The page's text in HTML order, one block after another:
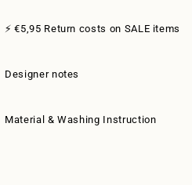
⚡️ €5,95 Return costs on SALE items
Designer notes
Material & Washing Instruction